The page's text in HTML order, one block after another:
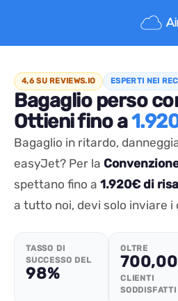
4,6 SU REVIEWS.IO ESPERTI NEI
Bagaglio perso
Ottieni fino a
Bagaglio in ritardo,
easyJet? Per la
spettano fino a 1.920€ di
a tutto noi, devi solo inviare i
TASSO DI
SUCCESSO DEL
98%
OLTRE
CLIENTI
SODDISFATTI